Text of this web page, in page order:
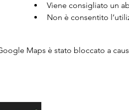
Viene consigliato un
Non è consentito
Maps è stato bloccato a